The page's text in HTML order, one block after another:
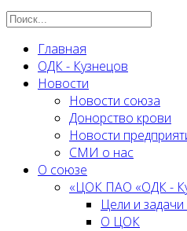
Главная
ОДК - Кузнецов
Новости
Новости союза
Донорство крови
Новости
СМИ о нас
О союзе
«ЦОК ПАО «ОДК -
Цели и
О ЦОК